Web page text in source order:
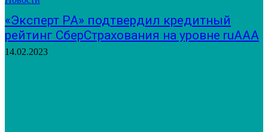
«Эксперт РА» подтвердил кредитный
рейтинг СберСтрахования на уровне ruAAА
14.02.2023